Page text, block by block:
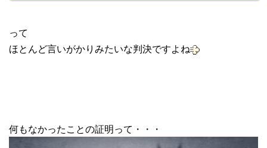
って
ほとんど言いがかりみたいな判決ですよね
何もなかったことの証明って・・・